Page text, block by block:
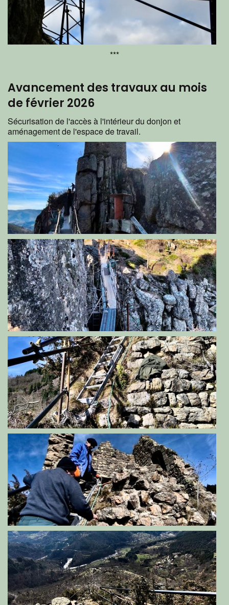
***
Avancement des travaux au mois
de février 2026
Sécurisation de l'accès à l'intérieur du donjon et
aménagement de l'espace de travail.